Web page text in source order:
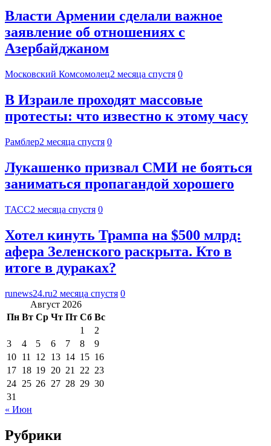
Власти Армении сделали важное
заявление об отношениях с
Азербайджаном
Московский Комсомолец2 месяца спустя 0
В Израиле проходят массовые
протесты: что известно к этому часу
Рамблер2 месяца спустя 0
Лукашенко призвал СМИ не бояться
заниматься пропагандой хорошего
ТАСС2 месяца спустя 0
Хотел кинуть Трампа на $500 млрд:
афера Зеленского раскрыта. Кто в
итоге в дураках?
runews24.ru2 месяца спустя 0
Август 2026
Пн Вт Ср Чт Пт Сб Вс
1
2
3
4 5 6 7 8
9
10 11 12 13 14 15 16
17 18 19 20 21 22 23
24 25 26 27 28 29 30
31
« Июн
Рубрики